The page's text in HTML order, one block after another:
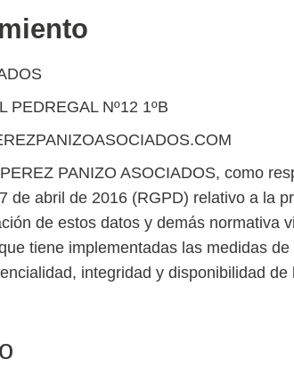
PEDREGAL Nº12 1ºB
PANIZO ASOCIADOS, como
de abril de 2016 (RGPD) relativo a la
de estos datos y demás normativa
tiene implementadas las medidas
integridad y disponibilidad